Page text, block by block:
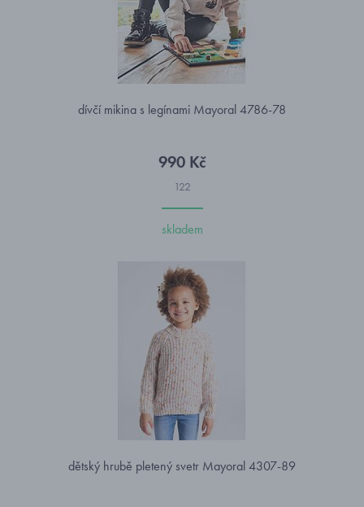
dívčí mikina s legínami Mayoral 4786-78
990 Kč
122
skladem
dětský hrubě pletený svetr Mayoral 4307-89